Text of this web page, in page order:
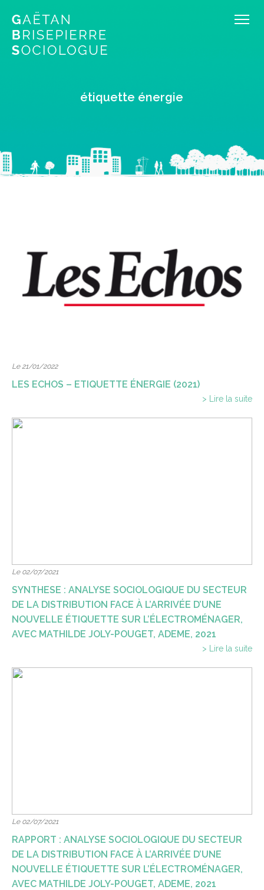
étiquette énergie
Le 21/01/2022
LES ECHOS – ETIQUETTE ÉNERGIE (2021)
> Lire la suite
Le 02/07/2021
SYNTHESE : ANALYSE SOCIOLOGIQUE DU SECTEUR
DE LA DISTRIBUTION FACE À L’ARRIVÉE D’UNE
NOUVELLE ÉTIQUETTE SUR L’ÉLECTROMÉNAGER,
AVEC MATHILDE JOLY-POUGET, ADEME, 2021
> Lire la suite
Le 02/07/2021
RAPPORT : ANALYSE SOCIOLOGIQUE DU SECTEUR
DE LA DISTRIBUTION FACE À L’ARRIVÉE D’UNE
NOUVELLE ÉTIQUETTE SUR L’ÉLECTROMÉNAGER,
AVEC MATHILDE JOLY-POUGET, ADEME, 2021